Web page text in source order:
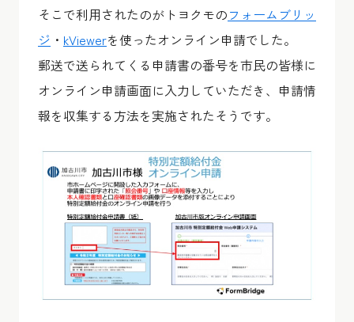
そこで利用されたのがトヨクモのフォームブリッ
ジ ・ kViewerを使ったオンライン申請でした。
郵送で送られてくる申請書の番号を市民の皆様に
オンライン申請画面に入力していただき、申請情
報を収集する方法を実施されたそうです。